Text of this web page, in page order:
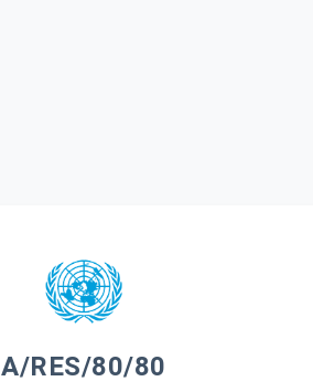
A/RES/80/80